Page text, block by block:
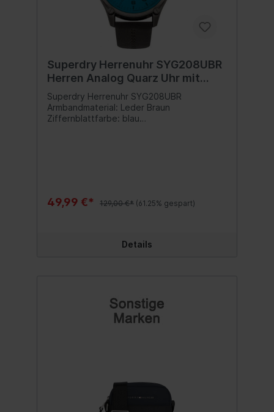
Superdry Herrenuhr SYG208UBR
Herren Analog Quarz Uhr mit
Leder Armband SUPER DEAL
Superdry Herrenuhr SYG208UBR
Armbandmaterial: Leder Braun
Ziffernblattfarbe: blau
49,99 €* 129,00 €* (61.25% gespart)
Details